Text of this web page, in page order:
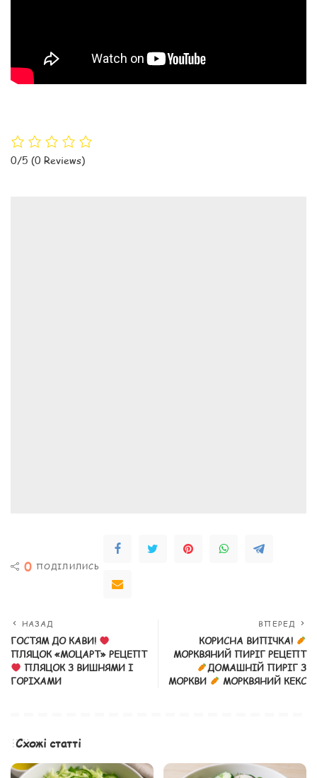
0/5 (0 Reviews)
0 ПОДІЛИЛИСЬ
НАЗАД
ГОСТЯМ ДО КАВИ!
ПЛЯЦОК «МОЦАРТ» РЕЦЕПТ
ПЛЯЦОК З ВИШНЯМИ І
ГОРІХАМИ
ВПЕРЕД
КОРИСНА ВИПІЧКА!
МОРКВЯНИЙ ПИРІГ РЕЦЕПТ
ДОМАШНІЙ ПИРІГ З
МОРКВИ
МОРКВЯНИЙ КЕКС
Схожі статті